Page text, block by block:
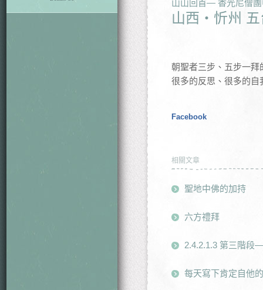
山山回首— 香光尼僧
山西・忻州
朝聖者三步、五步一
很多的反思、很多的
Facebook
相關文章
聖地中佛的加持
六方禮拜
2.4.2.1.3 第三階段
每天寫下肯定自他